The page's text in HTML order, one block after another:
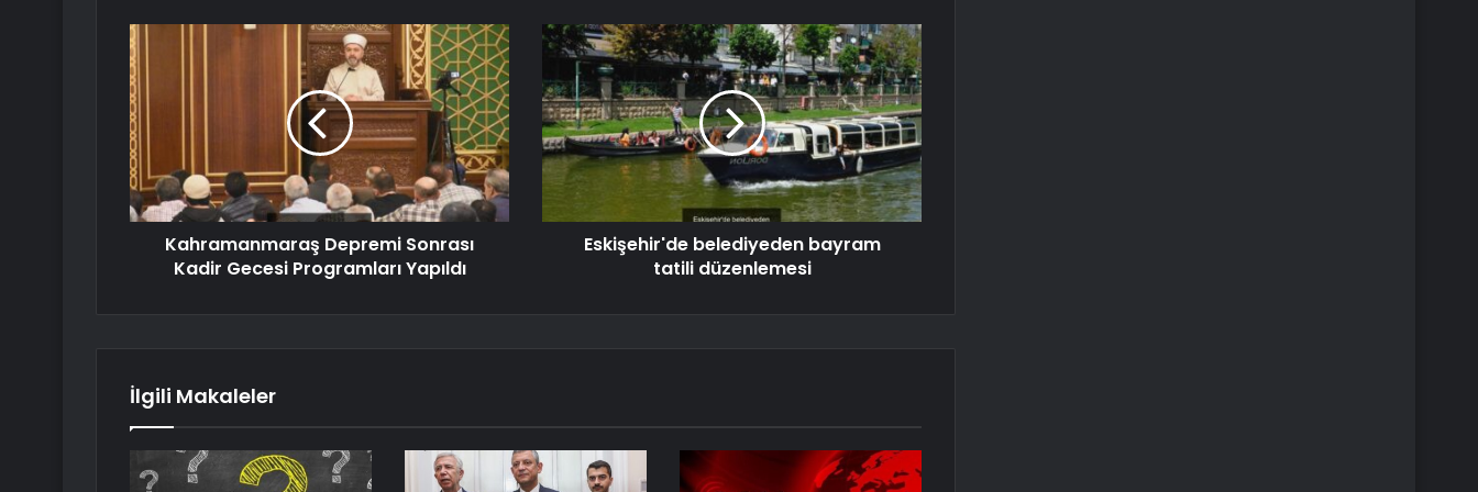
Kahramanmaraş Depremi Sonrası
Kadir Gecesi Programları Yapıldı
Eskişehir'de belediyeden bayram
tatili düzenlemesi
İlgili Makaleler